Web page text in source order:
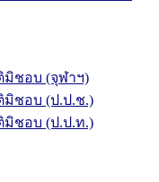
มิชอบ (จุฬาฯ)
มิชอบ (ป.ป.ช.)
มิชอบ (ป.ป.ท.)